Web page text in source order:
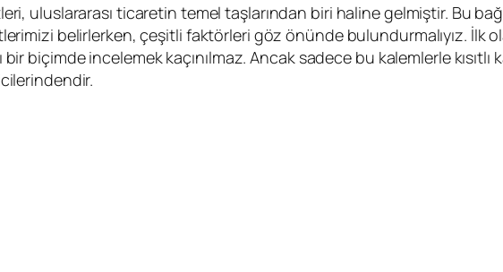
uluslararası ticaretin temel taşlarından biri haline gelmiştir. Bu
belirlerken, çeşitli faktörleri göz önünde bulundurmalıyız. İlk
biçimde incelemek kaçınılmaz. Ancak sadece bu kalemlerle kısıtlı